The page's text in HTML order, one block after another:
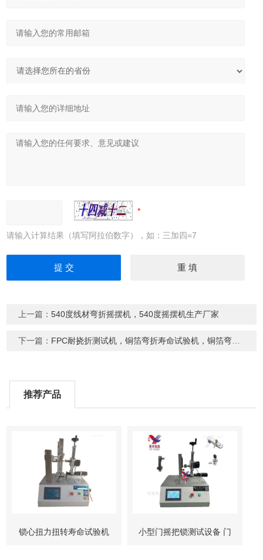
请输入计算结果（填写阿拉伯数字），如：三加四=7
上一篇：540度线材弯折摇摆机，540度摇摆机生产厂家
下一篇： FPC耐挠折测试机，铜箔弯折寿命试验机，铜箔弯折摇摆机
推荐产品
锁心扭力扭转寿命试验机 小型门摇把锁测试设备 门